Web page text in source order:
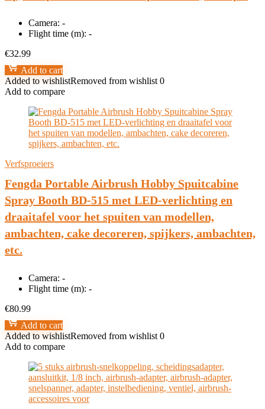
Camera: -
Flight time (m): -
€32.99
Add to cart
Added to wishlistRemoved from wishlist 0
Add to compare
Verfsproeiers
Fengda Portable Airbrush Hobby Spuitcabine
Spray Booth BD-515 met LED-verlichting en
draaitafel voor het spuiten van modellen,
ambachten, cake decoreren, spijkers, ambachten,
etc.
Camera: -
Flight time (m): -
€80.99
Add to cart
Added to wishlistRemoved from wishlist 0
Add to compare